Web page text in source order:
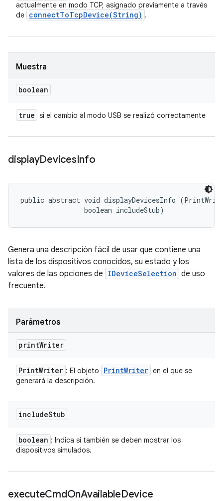
actualmente en modo TCP, asignado previamente a través
de connectToTcpDevice(String) .
Muestra
boolean
true si el cambio al modo USB se realizó correctamente
displayDevicesInfo
public abstract void displayDevicesInfo
                boolean includeStub)
Genera una descripción fácil de usar que contiene una
lista de los dispositivos conocidos, su estado y los
valores de las opciones de IDeviceSelection de uso
frecuente.
Parámetros
printWriter
PrintWriter : El objeto PrintWriter en el que se
generará la descripción.
includeStub
boolean : Indica si también se deben mostrar los
dispositivos simulados.
executeCmdOnAvailableDevice